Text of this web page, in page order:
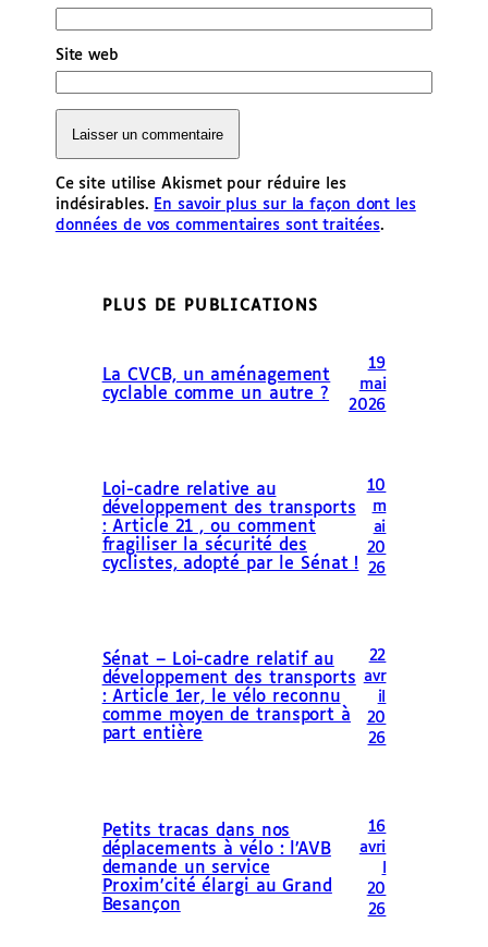
Site web
Ce site utilise Akismet pour réduire les
indésirables. En savoir plus sur la façon dont les
données de vos commentaires sont traitées.
PLUS DE PUBLICATIONS
La CVCB, un aménagement
cyclable comme un autre ?
19
mai
2026
Loi-cadre relative au
développement des transports
: Article 21 , ou comment
fragiliser la sécurité des
cyclistes, adopté par le Sénat !
10
m
ai
20
26
Sénat – Loi-cadre relatif au
développement des transports
: Article 1er, le vélo reconnu
comme moyen de transport à
part entière
22
avr
il
20
26
Petits tracas dans nos
déplacements à vélo : l’AVB
demande un service
Proxim’cité élargi au Grand
Besançon
16
avri
20
26